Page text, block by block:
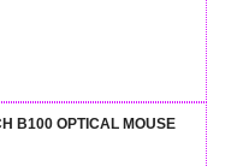
OPTICAL MOUSE